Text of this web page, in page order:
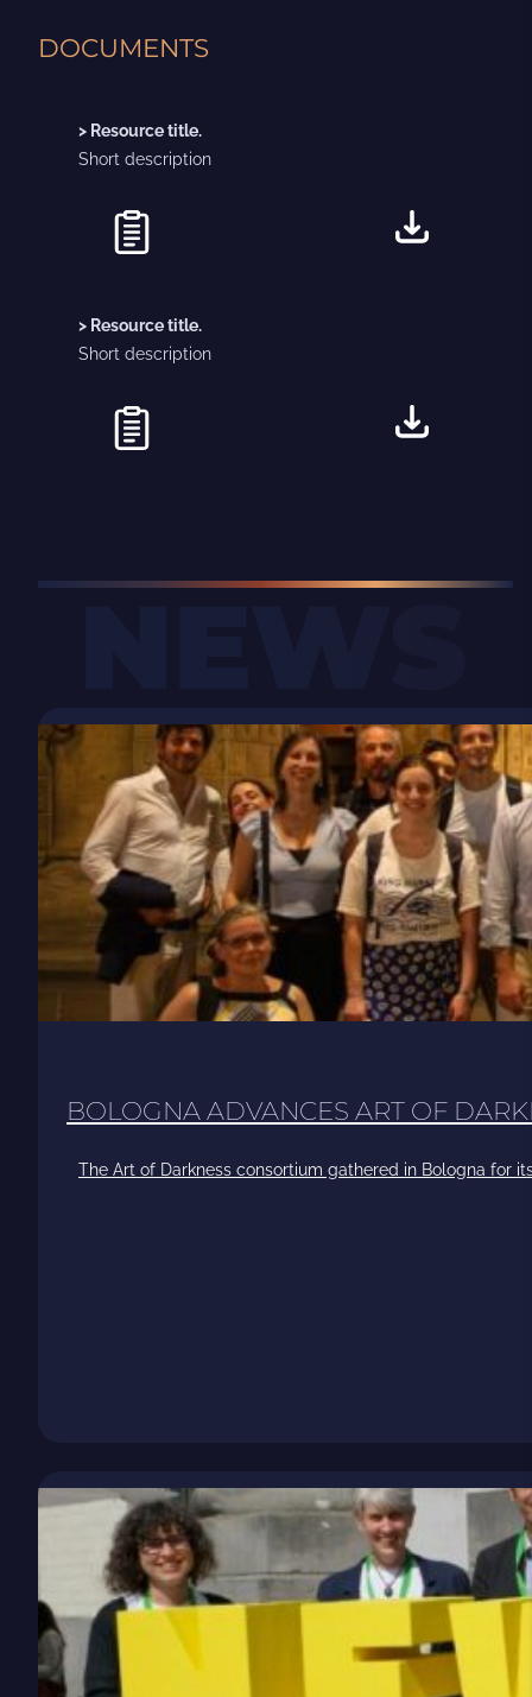
DOCUMENTS
> Resource title.
Short description
> Resource title.
Short description
BOLOGNA ADVANCES ART OF
The Art of Darkness consortium gathered in Bologna for